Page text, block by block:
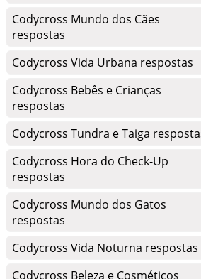
Codycross Mundo dos Cães
respostas
Codycross Vida Urbana respostas
Codycross Bebês e Crianças
respostas
Codycross Tundra e Taiga
Codycross Hora do Check-Up
respostas
Codycross Mundo dos Gatos
respostas
Codycross Vida Noturna respostas
Codycross Beleza e Cosméticos